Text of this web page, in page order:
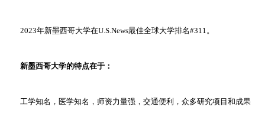
2023年新墨西哥大学在U.S.News最佳全球大学排名#311。
新墨西哥大学的特点在于：
工学知名，医学知名，师资力量强，交通便利，众多研究项目和成果